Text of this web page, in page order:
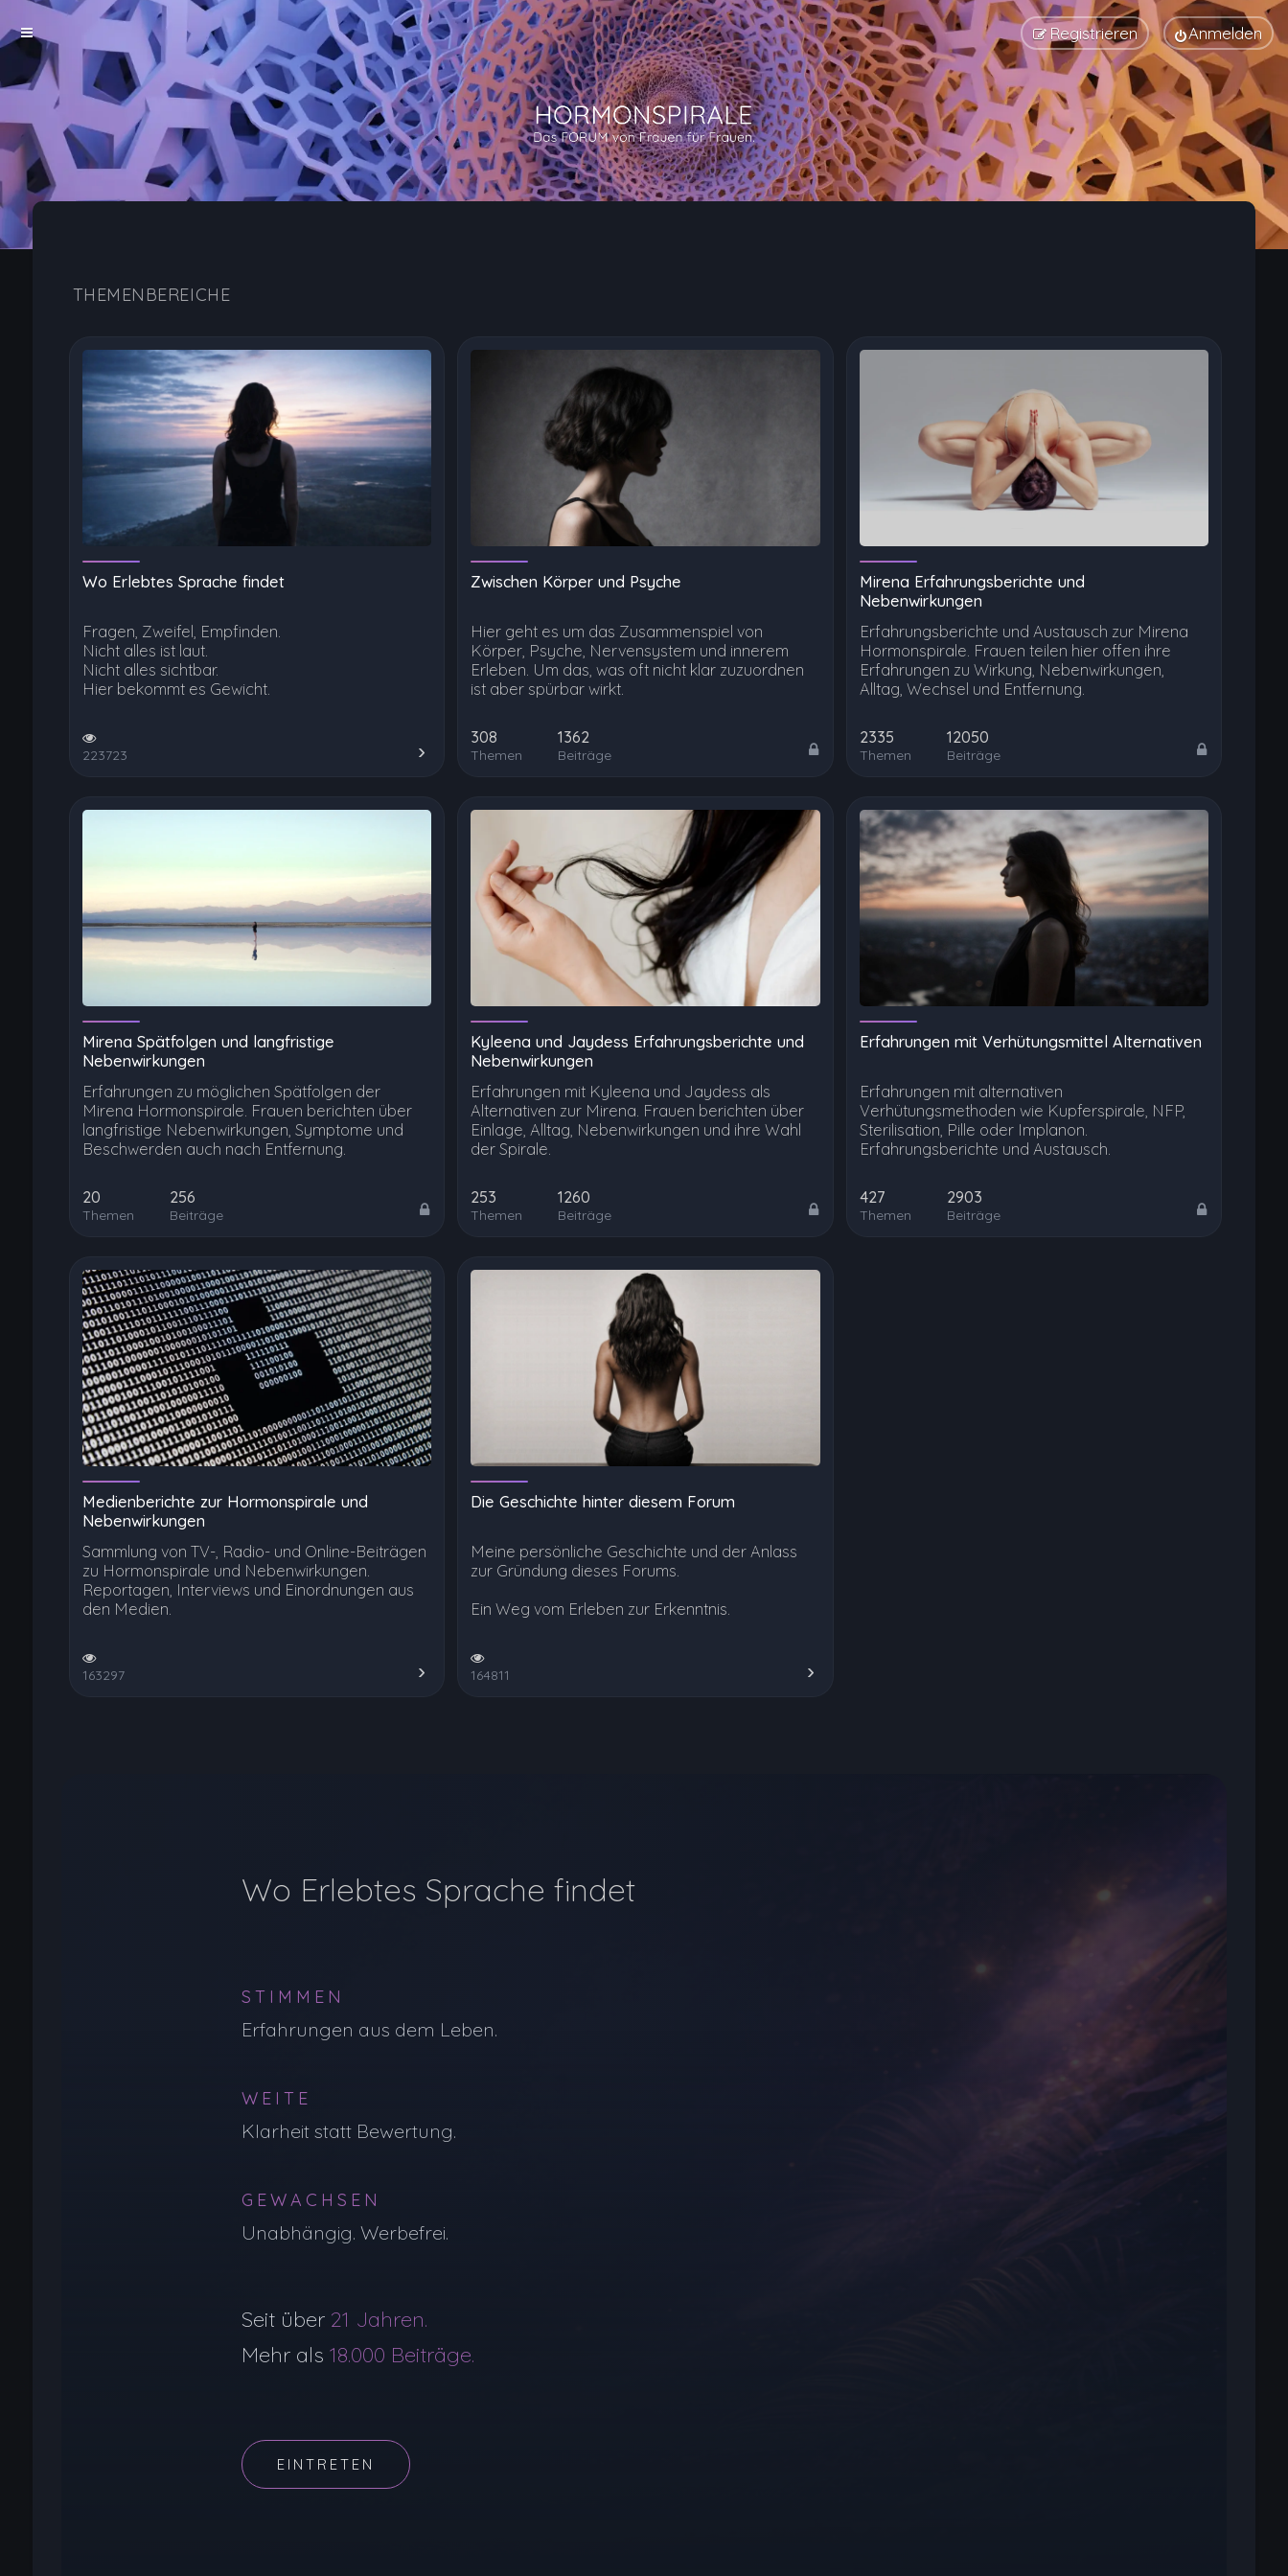
Anmelden
Registrieren
Hormonspirale Erfahrungen, Nebenwirkungen und Austausch im unabhängigen Forum
Wo Erlebtes Sprache findet
Fragen, Zweifel, Empfinden.
Nicht alles ist laut.
Nicht alles sichtbar.
Hier bekommt es Gewicht.
223723
Zwischen Körper und Psyche
Hier geht es um das Zusammenspiel von
Körper, Psyche, Nervensystem und innerem
Erleben. Um das, was oft nicht klar zuzuordnen
ist aber spürbar wirkt.
308
Themen
1362
Beiträge
Mirena Erfahrungsberichte und
Nebenwirkungen
Erfahrungsberichte und Austausch zur Mirena
Hormonspirale. Frauen teilen hier offen ihre
Erfahrungen zu Wirkung, Nebenwirkungen,
Alltag, Wechsel und Entfernung.
2335
Themen
12050
Beiträge
Mirena Spätfolgen und langfristige
Nebenwirkungen
Erfahrungen zu möglichen Spätfolgen der
Mirena Hormonspirale. Frauen berichten über
langfristige Nebenwirkungen, Symptome und
Beschwerden auch nach Entfernung.
20
Themen
256
Beiträge
Kyleena und Jaydess Erfahrungsberichte und
Nebenwirkungen
Erfahrungen mit Kyleena und Jaydess als
Alternativen zur Mirena. Frauen berichten über
Einlage, Alltag, Nebenwirkungen und ihre Wahl
der Spirale.
253
Themen
1260
Beiträge
Erfahrungen mit Verhütungsmittel Alternativen
Erfahrungen mit alternativen
Verhütungsmethoden wie Kupferspirale, NFP,
Sterilisation, Pille oder Implanon.
Erfahrungsberichte und Austausch.
427
Themen
2903
Beiträge
Medienberichte zur Hormonspirale und
Nebenwirkungen
Sammlung von TV-, Radio- und Online-Beiträgen
zu Hormonspirale und Nebenwirkungen.
Reportagen, Interviews und Einordnungen aus
den Medien.
163297
Die Geschichte hinter diesem Forum
Meine persönliche Geschichte und der Anlass
zur Gründung dieses Forums.
Ein Weg vom Erleben zur Erkenntnis.
164811
Wo Erlebtes Sprache findet
STIMMEN
Erfahrungen aus dem Leben.
WEITE
Klarheit statt Bewertung.
GEWACHSEN
Unabhängig. Werbefrei.
Seit über 21 Jahren.
Mehr als18.000 Beiträge.
EINTRETEN